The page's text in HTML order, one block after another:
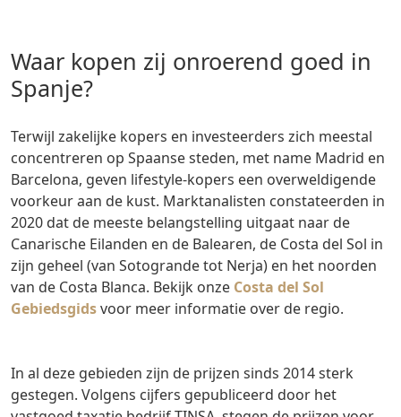
Waar kopen zij onroerend goed in
Spanje?
Terwijl zakelijke kopers en investeerders zich meestal
concentreren op Spaanse steden, met name Madrid en
Barcelona, geven lifestyle-kopers een overweldigende
voorkeur aan de kust. Marktanalisten constateerden in
2020 dat de meeste belangstelling uitgaat naar de
Canarische Eilanden en de Balearen, de Costa del Sol in
zijn geheel (van Sotogrande tot Nerja) en het noorden
van de Costa Blanca. Bekijk onze Costa del Sol
Gebiedsgidsvoor meer informatie over de regio.
In al deze gebieden zijn de prijzen sinds 2014 sterk
gestegen. Volgens cijfers gepubliceerd door het